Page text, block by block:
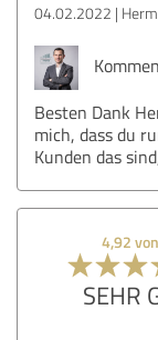
04.02.2022
Besten Dank
mich, dass du
Kunden das
4,92
SEHR